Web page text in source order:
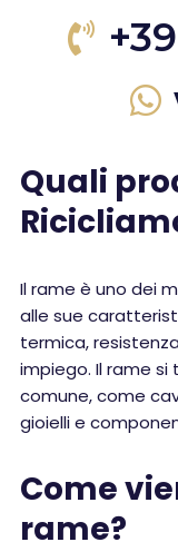
Quali
Il rame è uno dei
alle sue
termica,
impiego. Il rame
comune, come
gioielli e
Come
rame?